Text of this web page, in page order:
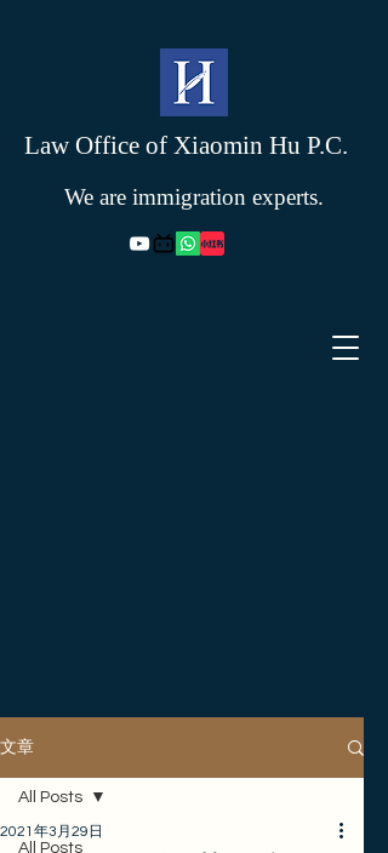
Law Office of Xiaomin Hu P.C.
We are immigration experts.
文章
All Posts
All Posts
2021年3月29日